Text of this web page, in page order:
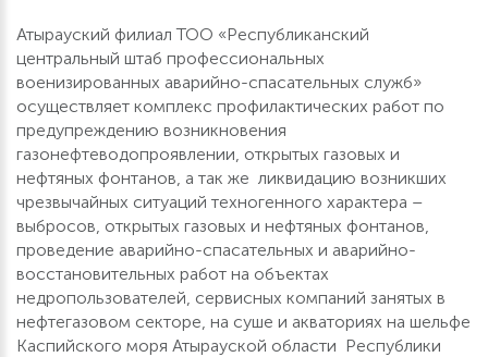
Атырауский филиал ТОО «Республиканский
центральный штаб профессиональных
военизированных аварийно-спасательных служб»
осуществляет комплекс профилактических работ по
предупреждению возникновения
газонефтеводопроявлении, открытых газовых и
нефтяных фонтанов, а так же ликвидацию возникших
чрезвычайных ситуаций техногенного характера –
выбросов, открытых газовых и нефтяных фонтанов,
проведение аварийно-спасательных и аварийно-
восстановительных работ на объектах
недропользователей, сервисных компаний занятых в
нефтегазовом секторе, на суше и акваториях на шельфе
Каспийского моря Атырауской области Республики